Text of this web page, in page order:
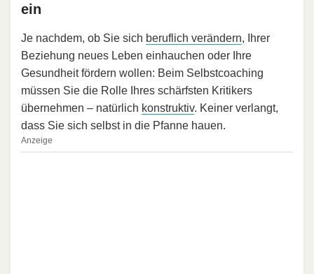
ein
Je nachdem, ob Sie sich beruflich verändern, Ihrer
Beziehung neues Leben einhauchen oder Ihre
Gesundheit fördern wollen: Beim Selbstcoaching
müssen Sie die Rolle Ihres schärfsten Kritikers
übernehmen – natürlich konstruktiv. Keiner verlangt,
dass Sie sich selbst in die Pfanne hauen.
Anzeige